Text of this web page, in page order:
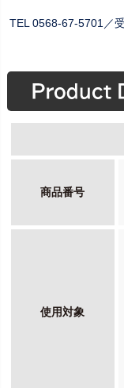
TEL 0568-67-5701／
商品番号
使用対象